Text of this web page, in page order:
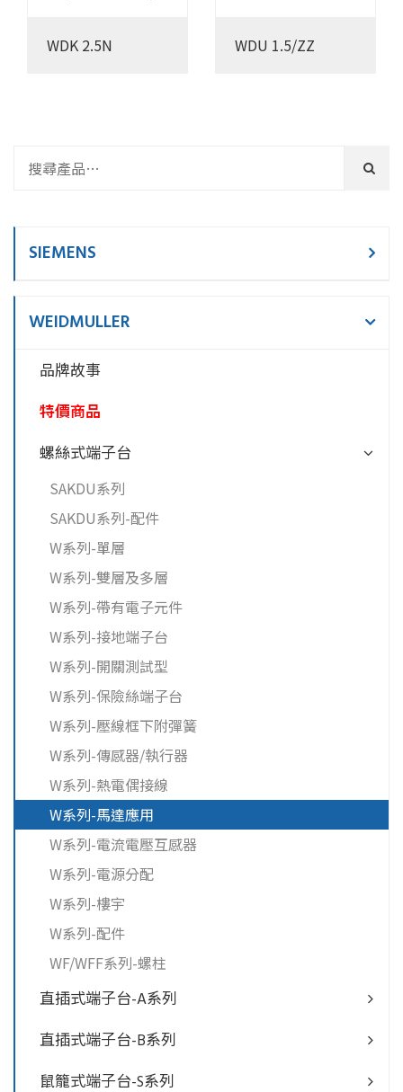
WDK 2.5N WDU 1.5/ZZ
SIEMENS
WEIDMULLER
品牌故事
特價商品
螺絲式端子台
SAKDU系列
SAKDU系列-配件
W系列-單層
W系列-雙層及多層
W系列-帶有電子元件
W系列-接地端子台
W系列-開關測試型
W系列-保險絲端子台
W系列-壓線框下附彈簧
W系列-傳感器/執行器
W系列-熱電偶接線
W系列-馬達應用
W系列-電流電壓互感器
W系列-電源分配
W系列-樓宇
W系列-配件
WF/WFF系列-螺柱
直插式端子台-A系列
直插式端子台-B系列
鼠籠式端子台-S系列